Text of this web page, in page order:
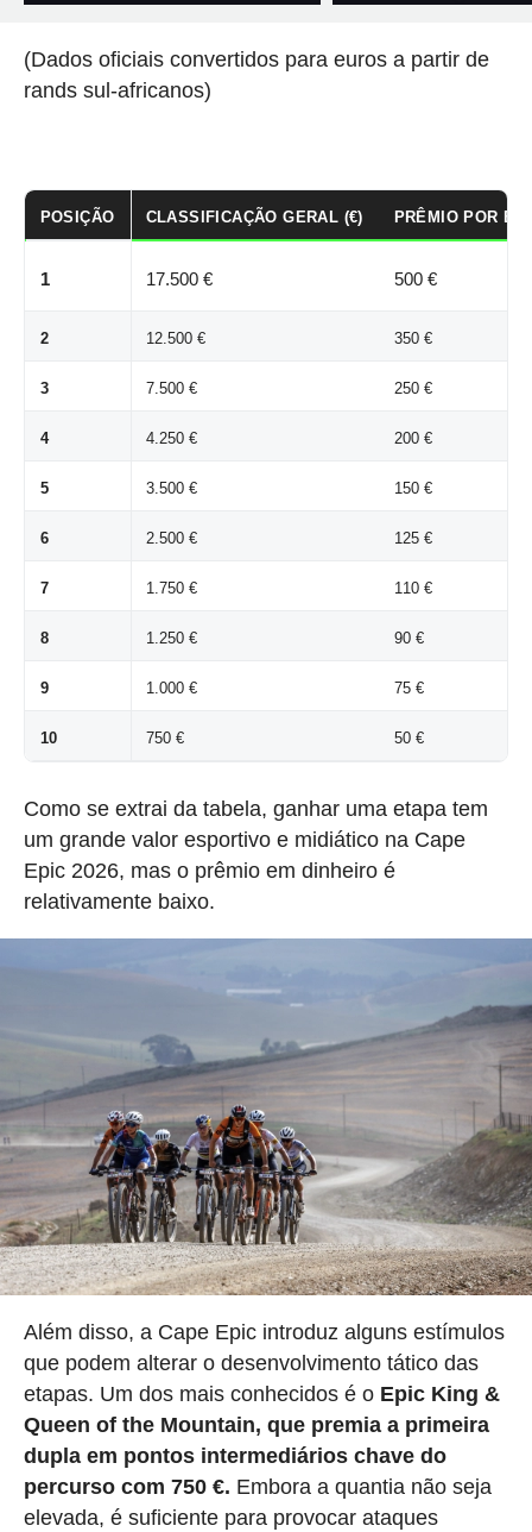
(Dados oficiais convertidos para euros a partir de
rands sul-africanos)
POSIÇÃO CLASSIFICAÇÃO GERAL (€) PRÊMIO POR
1 17.500 € 500 €
2 12.500 € 350 €
3 7.500 € 250 €
4 4.250 € 200 €
5 3.500 € 150 €
6 2.500 € 125 €
7 1.750 € 110 €
8 1.250 € 90 €
9 1.000 € 75 €
10 750 € 50 €
Como se extrai da tabela, ganhar uma etapa tem
um grande valor esportivo e midiático na Cape
Epic 2026, mas o prêmio em dinheiro é
relativamente baixo.
Além disso, a Cape Epic introduz alguns estímulos
que podem alterar o desenvolvimento tático das
etapas. Um dos mais conhecidos é o Epic King &
Queen of the Mountain, que premia a primeira
dupla em pontos intermediários chave do
percurso com 750 €. Embora a quantia não seja
elevada, é suficiente para provocar ataques